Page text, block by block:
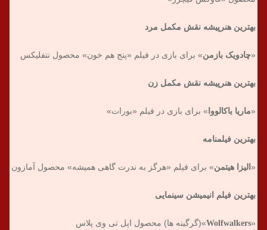
بهترین هنرپیشه نقش مکمل مرد
«چادویک بازمن» برای بازی در فیلم «پنج هم خون» محصول نتفلیکس
بهترین هنرپیشه نقش مکمل زن
«ماریا باکالووا » برای بازی در فیلم «بورات»
بهترین فیلمنامه
« الیزا هیتمن» برای فیلم «هرگز به ندرت گاهی همیشه» محصول آمازون
بهترین فیلم انیمیشن سینمایی
«
Wolfwalkers»(گرگینه ها) محصول اپل تی وی پلاس